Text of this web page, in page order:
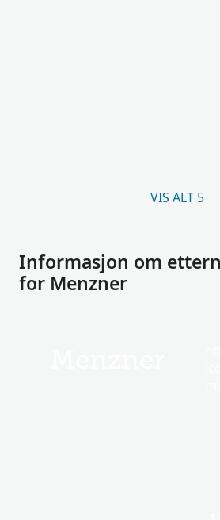
VIS ALT 5
Informasjon om
for Menzner